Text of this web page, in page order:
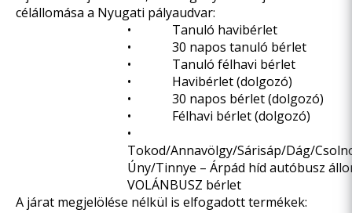
célállomása a Nyugati pályaudvar:
• Tanuló havibérlet
• 30 napos tanuló bérlet
• Tanuló félhavi bérlet
• Havibérlet (dolgozó)
• 30 napos bérlet (dolgozó)
• Félhavi bérlet (dolgozó)
•
Tokod/Annavölgy/Sárisáp/Dág/
Úny/Tinnye – Árpád híd autóbusz
VOLÁNBUSZ bérlet
A járat megjelölése nélkül is elfogadott termékek: